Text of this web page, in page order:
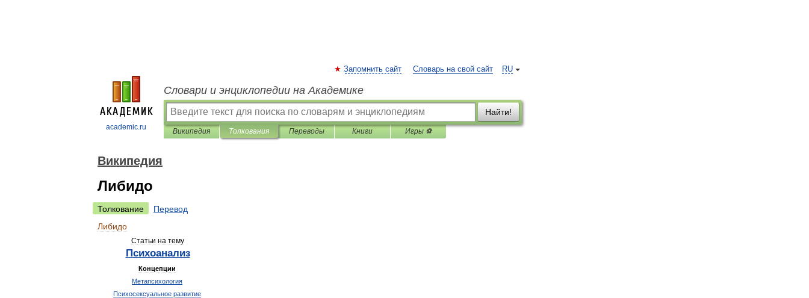
academic.ru
RU
Запомнить сайт Словарь на свой сайт
Словари и энциклопедии на Академике
Найти!
Википедия Толкования Переводы Книги Игры ⚽
Википедия
Либидо
Толкование
Перевод
Либидо
Статьи на тему
Психоанализ
Концепции
Метапсихология
Психосексуальное развитие